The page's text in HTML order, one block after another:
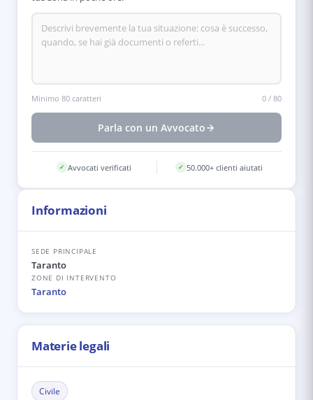
Minimo 80 caratteri 0 / 80
Parla con un Avvocato
✓ Avvocati verificati ✓ 50.000+ clienti aiutati
Informazioni
SEDE PRINCIPALE
Taranto
ZONE DI INTERVENTO
Taranto
Materie legali
Civile